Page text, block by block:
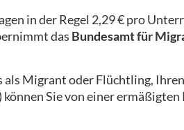
in der Regel 2,29 € pro
das Bundesamt für
Migrant oder Flüchtling,
Sie von einer